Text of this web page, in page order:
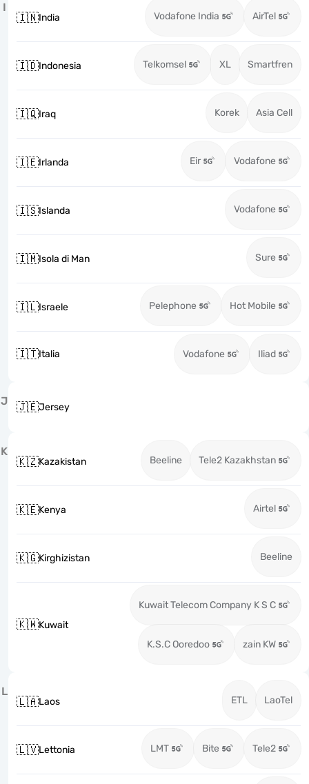
I
🇮🇳India Vodafone India AirTel
🇮🇩Indonesia Telkomsel XL Smartfren
🇮🇶Iraq Korek Asia Cell
🇮🇪Irlanda Eir Vodafone
🇮🇸Islanda Vodafone
🇮🇲Isola di Man Sure
🇮🇱Israele Pelephone Hot Mobile
🇮🇹Italia Vodafone Iliad
J 🇯🇪Jersey
K
🇰🇿Kazakistan Beeline Tele2 Kazakhstan
🇰🇪Kenya Airtel
🇰🇬Kirghizistan Beeline
🇰🇼Kuwait
Kuwait Telecom Company K S C
K.S.C Ooredoo zain KW
L
🇱🇦Laos ETL LaoTel
🇱🇻Lettonia LMT Bite Tele2